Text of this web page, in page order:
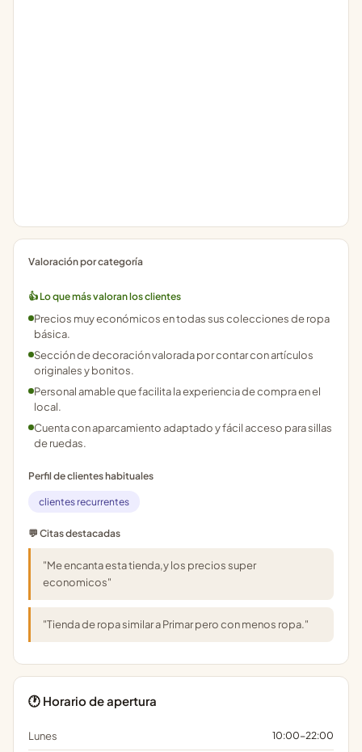
Valoración por categoría
👍 Lo que más valoran los clientes
Precios muy económicos en todas sus colecciones de ropa
básica.
Sección de decoración valorada por contar con artículos
originales y bonitos.
Personal amable que facilita la experiencia de compra en el
local.
Cuenta con aparcamiento adaptado y fácil acceso para sillas
de ruedas.
Perfil de clientes habituales
clientes recurrentes
💬 Citas destacadas
"Me encanta esta tienda,y los precios super
economicos"
"Tienda de ropa similar a Primar pero con menos ropa."
🕐 Horario de apertura
Lunes 10:00-22:00